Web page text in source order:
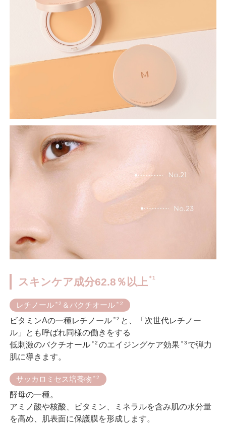
スキンケア成分62.8％以上 ＊1
レチノール ＊2 ＆バクチオール ＊2
ビタミンAの一種レチノール ＊2 と、「次世代レチノー
ル」とも呼ばれ同様の働きをする
低刺激のバクチオール ＊2 のエイジングケア効果 ＊3 で弾力
肌に導きます。
サッカロミセス培養物 ＊2
酵母の一種。
アミノ酸や核酸、ビタミン、ミネラルを含み肌の水分量
を高め、肌表面に保護膜を形成します。